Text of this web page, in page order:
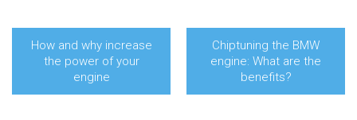
How and why increase
the power of your
engine
Chiptuning the BMW
engine: What are the
benefits?